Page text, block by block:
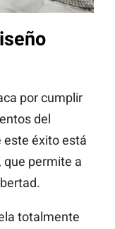
por cumplir
del
este éxito está
que permite a
totalmente